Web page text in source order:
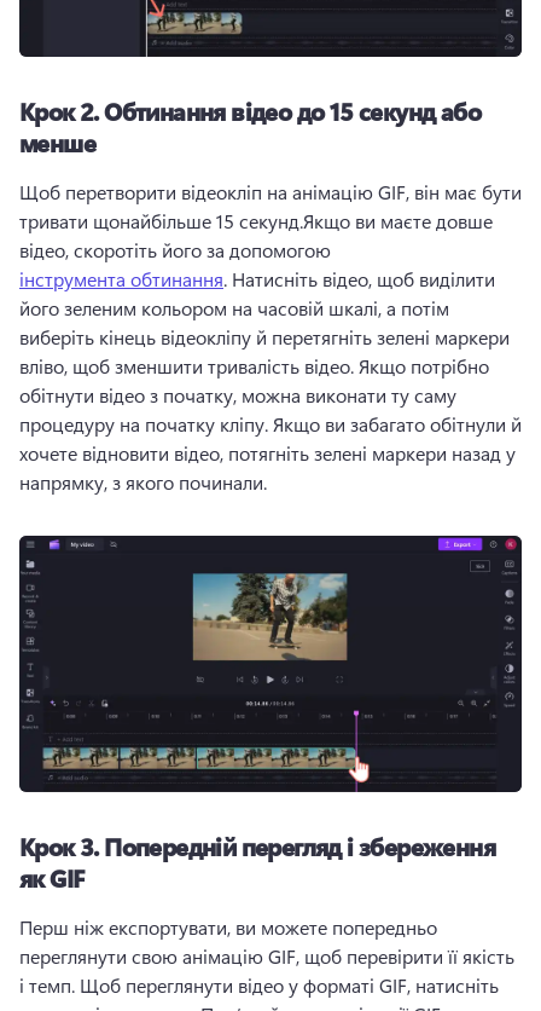
Крок 2.Обтинання відео до 15 секунд або
менше
Щоб перетворити відеокліп на анімацію GIF, він має бути
тривати щонайбільше 15 секунд.Якщо ви маєте довше
відео, скоротіть його за допомогою
інструмента обтинання. Натисніть відео, щоб виділити
його зеленим кольором на часовій шкалі, а потім
виберіть кінець відеокліпу й перетягніть зелені маркери
вліво, щоб зменшити тривалість відео. Якщо потрібно
обітнути відео з початку, можна виконати ту саму
процедуру на початку кліпу. Якщо ви забагато обітнули й
хочете відновити відео, потягніть зелені маркери назад у
напрямку, з якого починали.
Крок 3.Попередній перегляд і збереження
як GIF
Перш ніж експортувати, ви можете попередньо
переглянути свою анімацію GIF, щоб перевірити її якість
і темп. Щоб переглянути відео у форматі GIF, натисніть